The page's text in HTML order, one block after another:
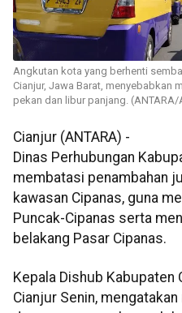
Angkutan kota yang berhenti
Cianjur, Jawa Barat, menyebabkan
pekan dan libur panjang.
Cianjur (ANTARA) -
Dinas Perhubungan
membatasi penambahan
kawasan Cipanas, guna
Puncak-Cipanas serta
belakang Pasar Cipanas.
Kepala Dishub Kabupaten
Cianjur Senin,